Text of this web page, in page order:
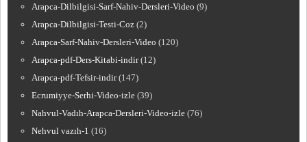
Arapca-Dilbilgisi-Sarf-Nahiv-Dersleri-Video (9)
Arapca-Dilbilgisi-Testi-Coz (2)
Arapca-Sarf-Nahiv-Dersleri-Video (120)
Arapca-pdf-Ders-Kitabi-indir (12)
Arapca-pdf-Tefsir-indir (147)
Ecrumiyye-Serhi-Video-izle (39)
Nahvul-Vadıh-Arapca-Dersleri-Video-izle (76)
Nehvul vazıh-1 (16)